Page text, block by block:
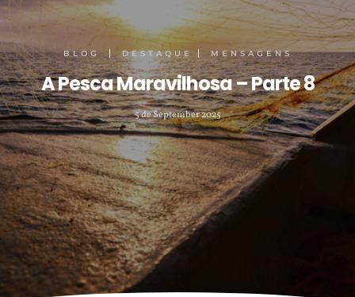
BLOG DESTAQUE MENSAGENS
A Pesca Maravilhosa – Parte 8
5 de September 2025